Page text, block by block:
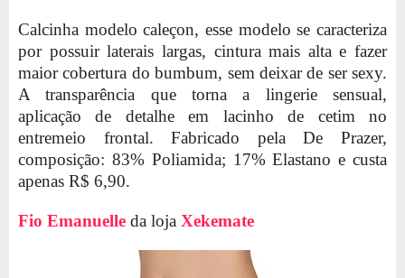
Calcinha modelo caleçon, esse modelo se caracteriza
por possuir laterais largas, cintura mais alta e fazer
maior cobertura do bumbum, sem deixar de ser sexy.
A transparência que torna a lingerie sensual,
aplicação de detalhe em lacinho de cetim no
entremeio frontal. Fabricado pela De Prazer,
composição: 83% Poliamida; 17% Elastano e custa
apenas R$ 6,90.
Fio Emanuelle da loja Xekemate